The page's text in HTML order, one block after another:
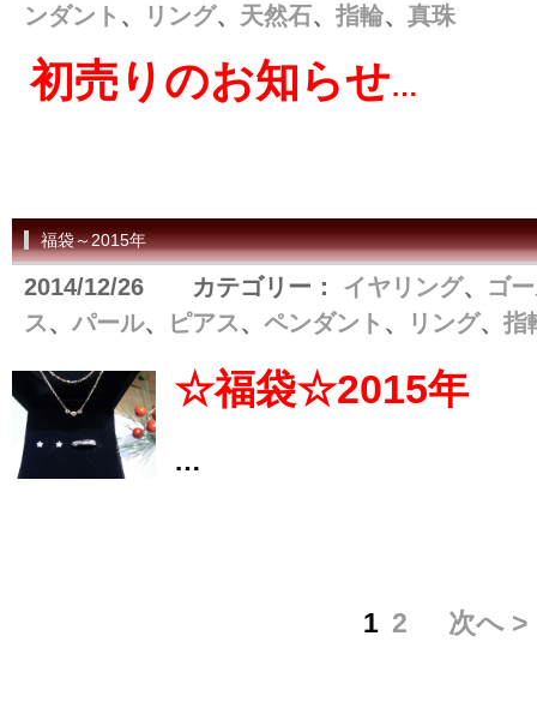
ンダント 、 リング、 天然石、 指輪、 真珠
初売りのお知らせ…
福袋～2015年
2014/12/26 カテゴリー： イヤリング、 ゴ
ス、 パール、 ピアス、 ペンダント 、 リング、 指
☆福袋☆2015年
…
1 2 次へ >